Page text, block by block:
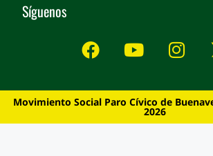
Síguenos
Movimiento Social Paro Cívico de
2026